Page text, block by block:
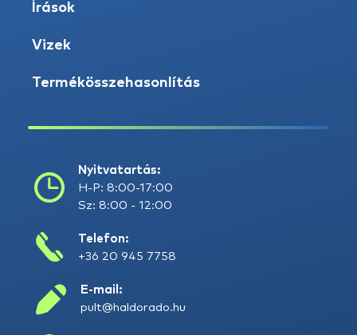
Írások
Vizek
Termékösszehasonlítás
Nyitvatartás:
H-P: 8:00-17:00
Sz: 8:00 - 12:00
Telefon:
+36 20 945 7758
E-mail:
pult@haldorado.hu